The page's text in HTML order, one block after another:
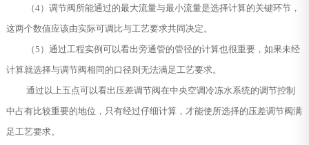
（4）调节阀所能通过的最大流量与最小流量是选择计算的关键环节，
这两个数值应该由实际可调比与工艺要求共同决定。
（5）通过工程实例可以看出旁通管的管径的计算也很重要，如果未经
计算就选择与调节阀相同的口径则无法满足工艺要求。
通过以上五点可以看出压差调节阀在中央空调冷冻水系统的调节控制
中占有比较重要的地位，只有经过仔细计算，才能使所选择的压差调节阀满
足工艺要求。